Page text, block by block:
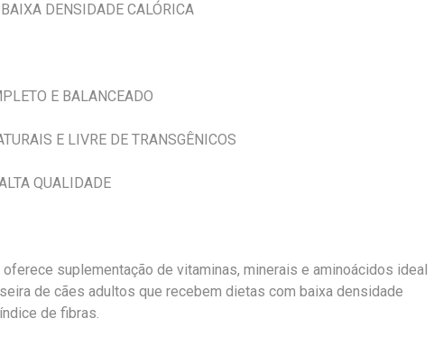
DENSIDADE CALÓRICA
E BALANCEADO
E LIVRE DE TRANSGÊNICOS
QUALIDADE
suplementação de vitaminas, minerais e aminoácidos ideal
de cães adultos que recebem dietas com baixa densidade
de fibras.